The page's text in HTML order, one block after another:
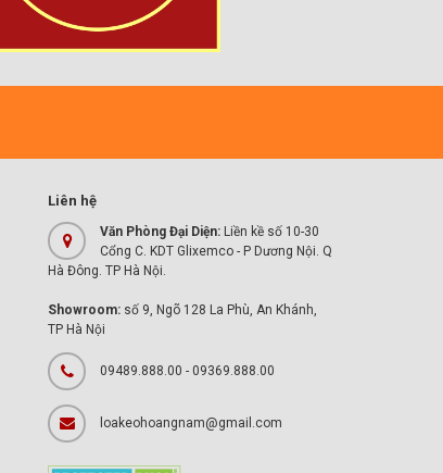
Liên hệ
Văn Phòng Đại Diện: Liền kề số 10-30
Cổng C. KDT Glixemco - P Dương Nội. Q
Hà Đông. TP Hà Nội.
Showroom: số 9, Ngõ 128 La Phù, An Khánh,
TP Hà Nội
09489.888.00 - 09369.888.00
loakeohoangnam@gmail.com